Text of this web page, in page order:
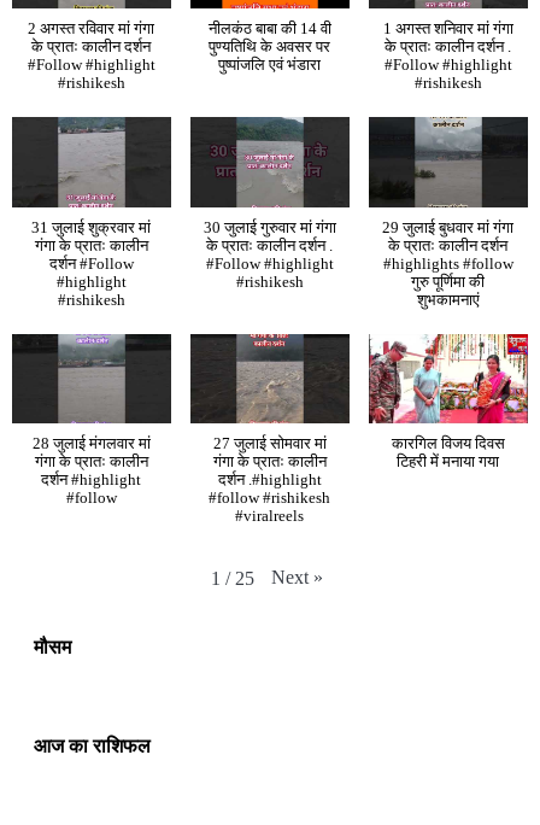
2 अगस्त रविवार मां गंगा
के प्रातः कालीन दर्शन
#Follow #highlight
#rishikesh
नीलकंठ बाबा की 14 वी
पुण्यतिथि के अवसर पर
पुष्पांजलि एवं भंडारा
1 अगस्त शनिवार मां गंगा
के प्रातः कालीन दर्शन .
#Follow #highlight
#rishikesh
31 जुलाई शुक्रवार मां
गंगा के प्रातः कालीन
दर्शन #Follow
#highlight
#rishikesh
30 जुलाई गुरुवार मां गंगा
के प्रातः कालीन दर्शन .
#Follow #highlight
#rishikesh
29 जुलाई बुधवार मां गंगा
के प्रातः कालीन दर्शन
#highlights #follow
गुरु पूर्णिमा की
शुभकामनाएं
28 जुलाई मंगलवार मां
गंगा के प्रातः कालीन
दर्शन #highlight
#follow
27 जुलाई सोमवार मां
गंगा के प्रातः कालीन
दर्शन .#highlight
#follow #rishikesh
#viralreels
कारगिल विजय दिवस
टिहरी में मनाया गया
1 / 25 Next »
मौसम
आज का राशिफल